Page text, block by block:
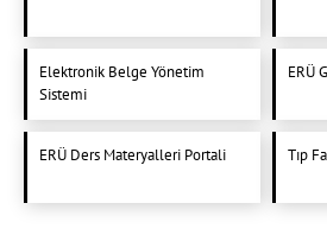
Elektronik Belge Yönetim
Sistemi
ERÜ
ERÜ Ders Materyalleri Portali Tıp